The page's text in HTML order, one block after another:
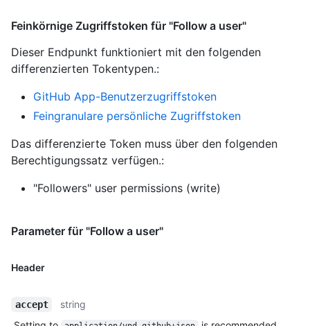
Feinkörnige Zugriffstoken für "Follow a user"
Dieser Endpunkt funktioniert mit den folgenden
differenzierten Tokentypen.:
GitHub App-Benutzerzugriffstoken
Feingranulare persönliche Zugriffstoken
Das differenzierte Token muss über den folgenden
Berechtigungssatz verfügen.:
"Followers" user permissions (write)
Parameter für "Follow a user"
Header
accept
string